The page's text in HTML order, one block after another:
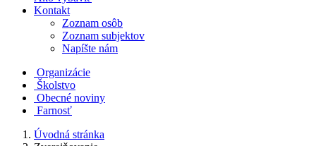
Kontakt
Zoznam osôb
Zoznam subjektov
Napíšte nám
Organizácie
Školstvo
Obecné noviny
Farnosť
Úvodná stránka